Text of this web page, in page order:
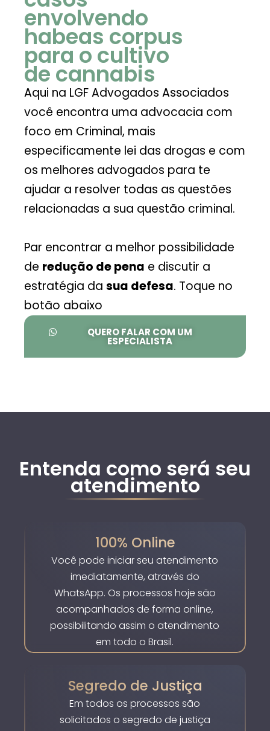
envolvendo
habeas corpus
para o cultivo
de cannabis
Aqui na LGF Advogados Associados
você encontra uma advocacia com
foco em Criminal, mais
especificamente lei das drogas e com
os melhores advogados para te
ajudar a resolver todas as questões
relacionadas a sua questão criminal.
Par encontrar a melhor possibilidade
de redução de pena e discutir a
estratégia da sua defesa. Toque no
botão abaixo
QUERO FALAR COM UM
ESPECIALISTA
Entenda como será seu
atendimento
100% Online
Você pode iniciar seu atendimento
imediatamente, através do
WhatsApp. Os processos hoje são
acompanhados de forma online,
possibilitando assim o atendimento
em todo o Brasil.
Segredo de Justiça
Em todos os processos são
solicitados o segredo de justiça